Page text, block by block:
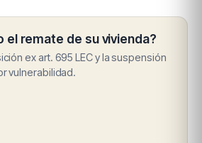
el remate de su vivienda?
ex art. 695 LEC y la suspensión
vulnerabilidad.